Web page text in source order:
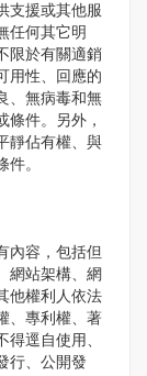
支援或其他服
任何其它明
限於有關適銷
用性、回應的
、無病毒和無
條件。另外，
靜佔有權、與
。
內容，包括但
網站架構、網
他權利人依法
、專利權、著
逕自使用、
行、公開發